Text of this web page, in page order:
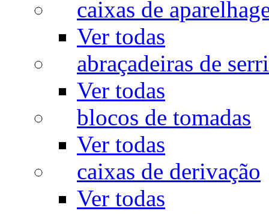
caixas de
Ver todas
abraçadeiras de
Ver todas
blocos de tomadas
Ver todas
caixas de derivação
Ver todas